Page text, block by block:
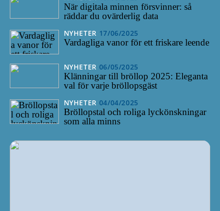
När digitala minnen försvinner: så
räddar du ovärderlig data
NYHETER 17/06/2025
Vardagliga vanor för ett friskare leende
NYHETER 06/05/2025
Klänningar till bröllop 2025: Eleganta
val för varje bröllopsgäst
NYHETER 04/04/2025
Bröllopstal och roliga lyckönskningar
som alla minns